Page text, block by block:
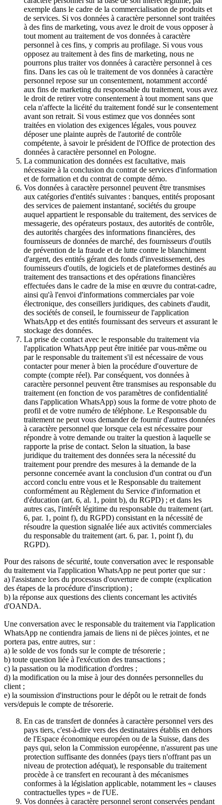
exemple dans le cadre de la commercialisation de produits et
de services. Si vos données à caractère personnel sont traitées
à des fins de marketing, vous avez le droit de vous opposer à
tout moment au traitement de vos données à caractère
personnel à ces fins, y compris au profilage. Si vous vous
opposez au traitement à des fins de marketing, nous ne
pourrons plus traiter vos données à caractère personnel à ces
fins. Dans les cas où le traitement de vos données à caractère
personnel repose sur un consentement, notamment accordé
aux fins de marketing du responsable du traitement, vous avez
le droit de retirer votre consentement à tout moment sans que
cela n'affecte la licéité du traitement fondé sur le consentement
avant son retrait. Si vous estimez que vos données sont
traitées en violation des exigences légales, vous pouvez
déposer une plainte auprès de l'autorité de contrôle
compétente, à savoir le président de l'Office de protection des
données à caractère personnel en Pologne.
La communication des données est facultative, mais
nécessaire à la conclusion du contrat de services d'information
et de formation et du contrat de compte démo.
Vos données à caractère personnel peuvent être transmises
aux catégories d'entités suivantes : banques, entités proposant
des services de paiement instantané, sociétés du groupe
auquel appartient le responsable du traitement, des services de
messagerie, des opérateurs postaux, des autorités de contrôle,
des autorités chargées des informations financières, des
fournisseurs de données de marché, des fournisseurs d'outils
de prévention de la fraude et de lutte contre le blanchiment
d'argent, des entités gérant des fonds d'investissement, des
fournisseurs d'outils, de logiciels et de plateformes destinés au
traitement des transactions et des opérations financières
effectuées dans le cadre de la mise en œuvre du contrat-cadre,
ainsi qu'à l'envoi d'informations commerciales par voie
électronique, des conseillers juridiques, des cabinets d'audit,
des sociétés de conseil, le fournisseur de l'application
WhatsApp et des entités fournissant des serveurs et assurant le
stockage des données.
La prise de contact avec le responsable du traitement via
l'application WhatsApp peut être initiée par vous-même ou
par le responsable du traitement s'il est nécessaire de vous
contacter pour mener à bien la procédure d'ouverture de
compte (compte réel). Par conséquent, vos données à
caractère personnel peuvent être transmises au responsable du
traitement (en fonction de vos paramètres de confidentialité
dans l'application WhatsApp) sous la forme de votre photo de
profil et de votre numéro de téléphone. Le Responsable du
traitement ne peut vous demander de fournir d'autres données
à caractère personnel que lorsque cela est nécessaire pour
répondre à votre demande ou traiter la question à laquelle se
rapporte la prise de contact. Selon la situation, la base
juridique du traitement des données sera la nécessité du
traitement pour prendre des mesures à la demande de la
personne concernée avant la conclusion d'un contrat ou d'un
accord conclu entre vous et le Responsable du traitement
conformément au Règlement du Service d'information et
d'éducation (art. 6, al. 1, point b), du RGPD) ; et dans les
autres cas, l'intérêt légitime du responsable du traitement (art.
6, par. 1, point f), du RGPD) consistant en la nécessité de
résoudre la question signalée liée aux activités commerciales
du responsable du traitement (art. 6, par. 1, point f), du
RGPD).
Pour des raisons de sécurité, toute conversation avec le responsable
du traitement via l'application WhatsApp ne peut porter que sur :
a) l'assistance lors du processus d'ouverture de compte (explication
des étapes de la procédure d'inscription) ;
b) la réponse aux questions des clients concernant les activités
d'OANDA.
Une conversation avec le responsable du traitement via l'application
WhatsApp ne contiendra jamais de liens ni de pièces jointes, et ne
portera pas, entre autres, sur :
a) le solde de vos fonds sur le compte de trésorerie ;
b) toute question liée à l'exécution des transactions ;
c) la passation ou la modification d'ordres ;
d) la modification ou la mise à jour des données personnelles du
client ;
e) la soumission d'instructions pour le dépôt ou le retrait de fonds
vers/depuis le compte de trésorerie.
En cas de transfert de données à caractère personnel vers des
pays tiers, c'est-à-dire vers des destinataires établis en dehors
de l'Espace économique européen ou de la Suisse, dans des
pays qui, selon la Commission européenne, n'assurent pas une
protection suffisante des données (pays tiers n'offrant pas un
niveau de protection adéquat), le responsable du traitement
procède à ce transfert en recourant à des mécanismes
conformes à la législation applicable, notamment les « clauses
contractuelles types » de l'UE.
Vos données à caractère personnel seront conservées pendant